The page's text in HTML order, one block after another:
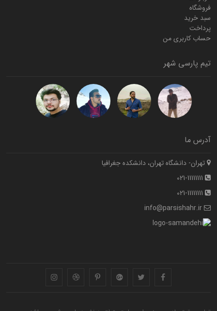
فروشگاه
سبد خرید
پرداخت
حساب کاربری من
تیم پارسی شهر
آدرس ما
تهران- دانشگاه تهران، دانشکده جغرافیا
info@parsishahr.ir
facebook
twitter
googleplus
pinterest
dribbble
instagram